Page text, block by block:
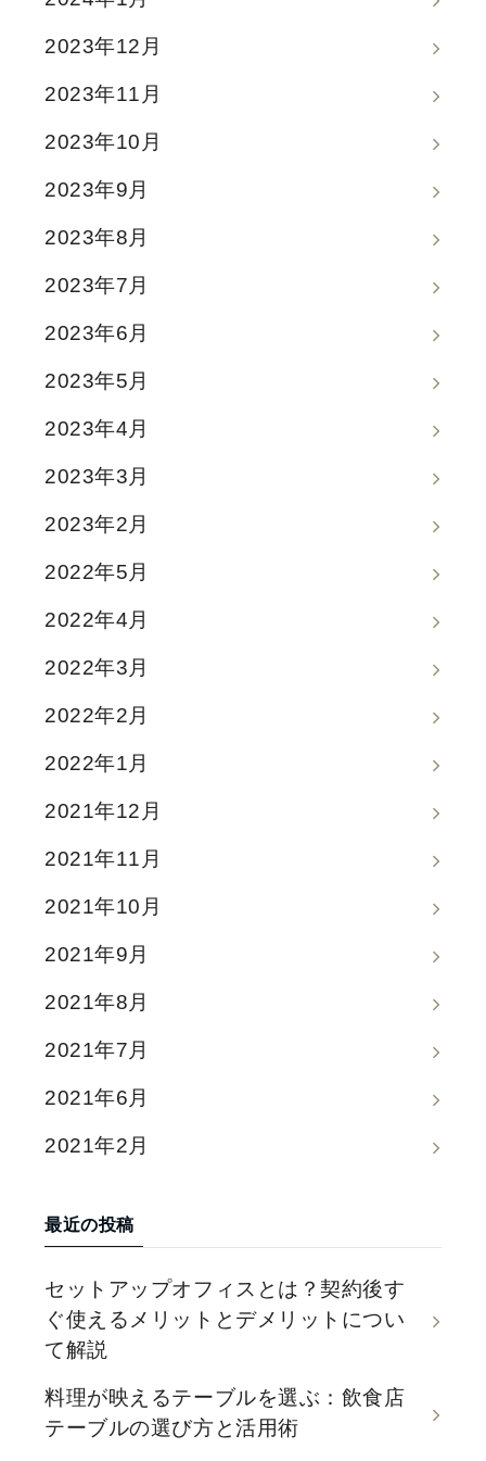
2023年12月
2023年11月
2023年10月
2023年9月
2023年8月
2023年7月
2023年6月
2023年5月
2023年4月
2023年3月
2023年2月
2022年5月
2022年4月
2022年3月
2022年2月
2022年1月
2021年12月
2021年11月
2021年10月
2021年9月
2021年8月
2021年7月
2021年6月
2021年2月
最近の投稿
セットアップオフィスとは？契約後す
ぐ使えるメリットとデメリットについ
て解説
料理が映えるテーブルを選ぶ：飲食店
テーブルの選び方と活用術